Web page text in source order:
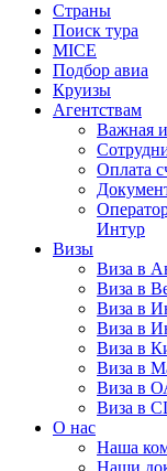
Страны
Поиск тура
MICE
Подбор авиа
Круизы
Агентствам
Важная
Оплата
Интур
Визы
Виза в
Виза в
Виза в
Виза в
Виза в
Виза в
Виза в
Виза в
О нас
Наша
Наши